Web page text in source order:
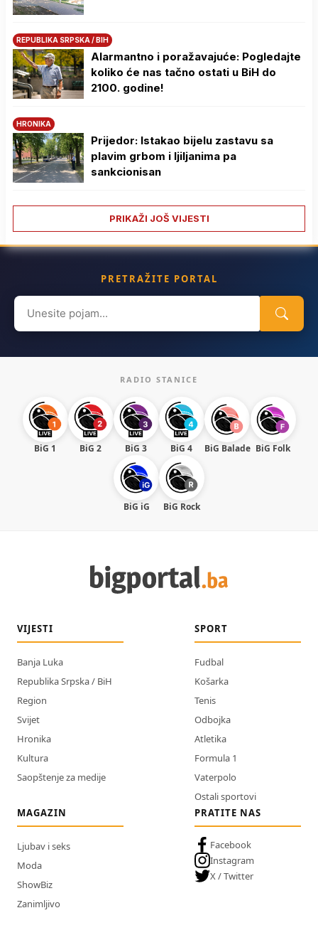
REPUBLIKA SRPSKA / BIH
Alarmantno i poražavajuće: Pogledajte
koliko će nas tačno ostati u BiH do
2100. godine!
HRONIKA
Prijedor: Istakao bijelu zastavu sa
plavim grbom i ljiljanima pa
sankcionisan
PRIKAŽI JOŠ VIJESTI
PRETRAŽITE PORTAL
Search
for:
RADIO STANICE
BiG 1 BiG 2 BiG 3 BiG 4 BiG Balade BiG Folk
BiG iG BiG Rock
VIJESTI
Banja Luka
Republika Srpska / BiH
Region
Svijet
Hronika
Kultura
Saopštenje za medije
SPORT
Fudbal
Košarka
Tenis
Odbojka
Atletika
Formula 1
Vaterpolo
Ostali sportovi
MAGAZIN
Ljubav i seks
Moda
ShowBiz
Zanimljivo
PRATITE NAS
Facebook
Instagram
X / Twitter